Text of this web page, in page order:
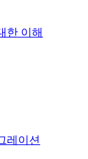
한 이해
레이션